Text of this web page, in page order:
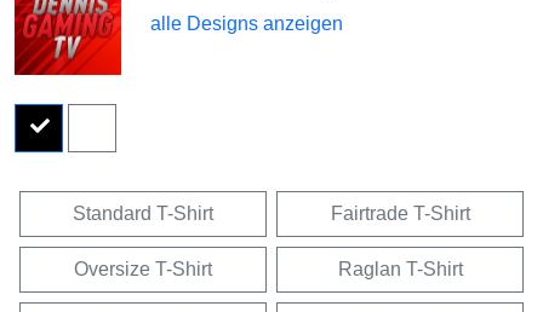
alle Designs anzeigen
Standard T-Shirt Fairtrade T-Shirt
Oversize T-Shirt Raglan T-Shirt